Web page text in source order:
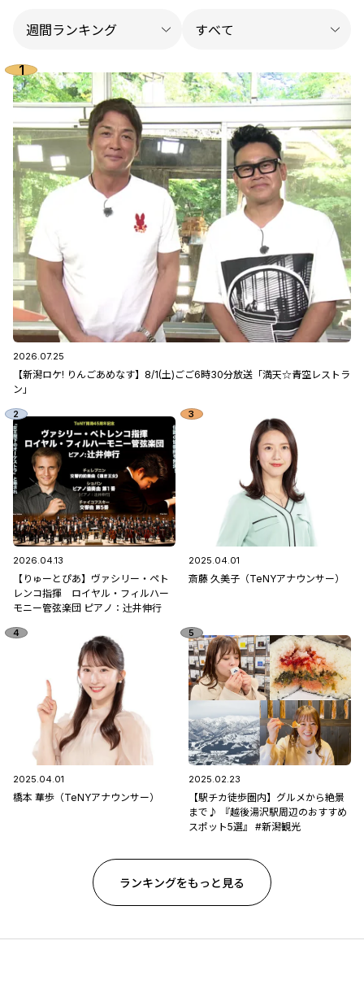
2026.07.25
【新潟ロケ! りんごあめなす】8/1(土)ごご6時30分放送「満天☆青空レストラ
ン」
2026.04.13
【りゅーとぴあ】ヴァシリー・ペト
レンコ指揮 ロイヤル・フィルハー
モニー管弦楽団 ピアノ：辻󠄀井伸行
2025.04.01
斎藤 久美子（TeNYアナウンサー）
2025.04.01
橋本 華歩（TeNYアナウンサー）
2025.02.23
【駅チカ徒歩圏内】グルメから絶景
まで♪ 『越後湯沢駅周辺のおすすめ
スポット5選』 #新潟観光
ランキングをもっと見る